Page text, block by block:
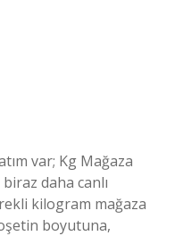
var; Kg Mağaza
daha canlı
kilogram mağaza
boyutuna,